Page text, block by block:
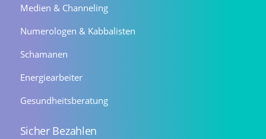
Medien & Channeling
Numerologen & Kabbalisten
Schamanen
Energiearbeiter
Gesundheitsberatung
Sicher Bezahlen